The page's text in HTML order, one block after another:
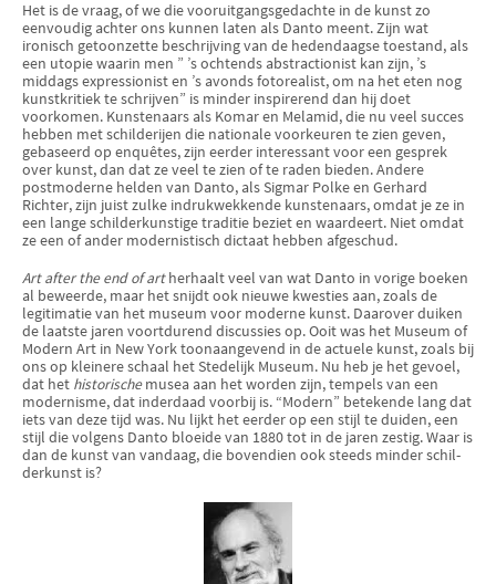
Het is de vraag, of we die vooruitgangsgedachte in de kunst zo
eenvoudig achter ons kunnen laten als Danto meent. Zijn wat
ironisch getoonzette beschrijving van de hedendaagse toestand, als
een utopie waarin men ” ’s ochtends abstractionist kan zijn, ’s
middags expressionist en ’s avonds fotorealist, om na het eten nog
kunstkritiek te schrijven” is minder inspirerend dan hij doet
voorkomen. Kunstenaars als Komar en Melamid, die nu veel succes
hebben met schilderijen die nationale voorkeuren te zien geven,
gebaseerd op enquêtes, zijn eerder interessant voor een gesprek
over kunst, dan dat ze veel te zien of te raden bieden. Andere
postmo­derne helden van Danto, als Sigmar Polke en Gerhard
Richter, zijn juist zulke indrukwek­kende kunstenaars, omdat je ze in
een lange schilderkunstige traditie beziet en waardeert. Niet omdat
ze een of ander modernistisch dictaat hebben afgeschud.
Art after the end of artherhaalt veel van wat Danto in vorige boeken
al beweerde, maar het snijdt ook nieuwe kwesties aan, zoals de
legitimatie van het museum voor moderne kunst. Daarover duiken
de laatste jaren voortdurend discussies op. Ooit was het Museum of
Modern Art in New York toonaangevend in de actuele kunst, zoals bij
ons op kleinere schaal het Stedelijk Museum. Nu heb je het gevoel,
dat het historischemusea aan het worden zijn, tempels van een
modernisme, dat inderdaad voorbij is. “Modern” betekende lang dat
iets van deze tijd was. Nu lijkt het eerder op een stijl te duiden, een
stijl die volgens Danto bloeide van 1880 tot in de jaren zestig. Waar is
dan de kunst van vandaag, die bovendien ook steeds minder schil­
derkunst is?